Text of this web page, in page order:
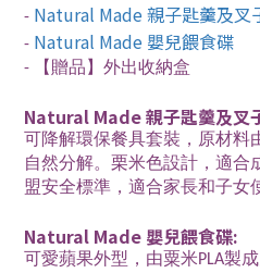
- Natural Made 親子匙羹及叉
- Natural Made 嬰兒餵食碟
- 【贈品】外出收納盒
Natural Made 親子匙羹及叉
可降解環保餐具套裝，原材料
自然分解。栗米色設計，適合
盟安全標準，適合家長和子女
Natural Made 嬰兒餵食碟:
可愛蘋果外型，由粟米PLA製